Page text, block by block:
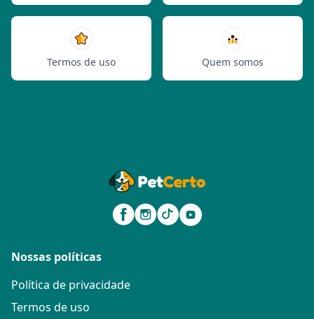
Termos de uso Quem somos
Nossas políticas
Política de privacidade
Termos de uso